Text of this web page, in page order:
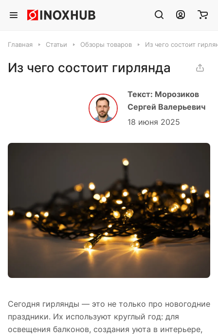
Главная Статьи Обзоры товаров Из чего состоит
Из чего состоит гирлянда
Текст: Морозиков
Сергей Валерьевич
18 июня 2025
Сегодня гирлянды — это не только про новогодние
праздники. Их используют круглый год: для
освещения балконов, создания уюта в интерьере,